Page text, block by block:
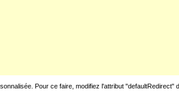
Pour ce faire, modifiez l'attribut